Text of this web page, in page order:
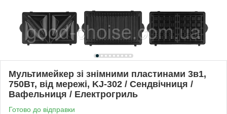
Мультимейкер зі знімними пластинами 3в1,
750Вт, від мережі, KJ-302 / Сендвічниця /
Вафельниця / Електрогриль
Готово до відправки